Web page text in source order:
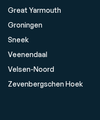
Great Yarmouth
Groningen
Sneek
Veenendaal
Velsen-Noord
Zevenbergschen Hoek